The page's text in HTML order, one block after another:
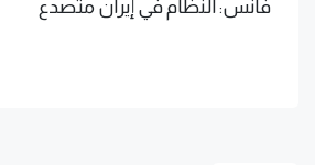
فانس: النظام في إيران متصدع